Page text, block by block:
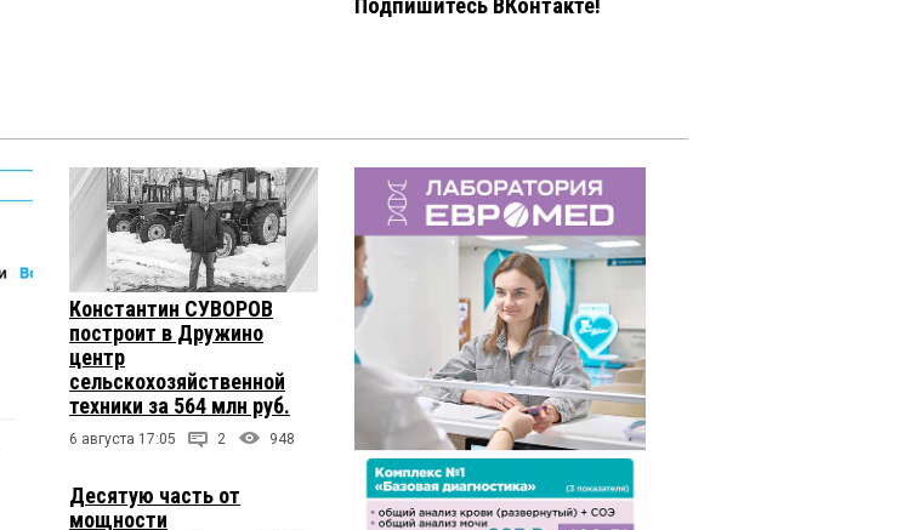
Подпишитесь ВКонтакте!
Константин СУВОРОВ
построит в Дружино
центр
сельскохозяйственной
техники за 564 млн руб.
6 августа 17:05 2 948
Десятую часть от
мощности